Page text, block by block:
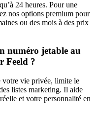
24 heures. Pour une
nos options premium pour
ou des mois à des prix
numéro jetable au
Feeld ?
votre vie privée, limite le
listes marketing. Il aide
et votre personnalité en